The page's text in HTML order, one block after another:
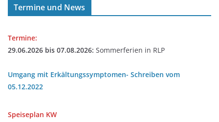
Termine und News
Termine:
29.06.2026 bis 07.08.2026: Sommerferien in RLP
Umgang mit Erkältungssymptomen- Schreiben vom
05.12.2022
Speiseplan KW